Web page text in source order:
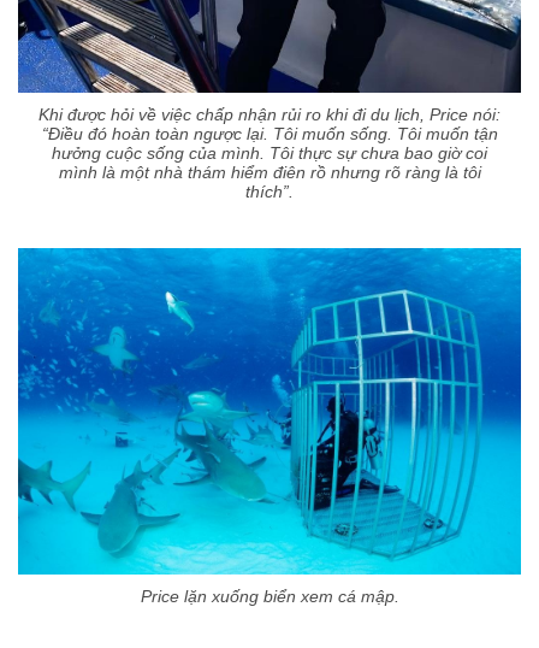
Khi được hỏi về việc chấp nhận rủi ro khi đi du lịch, Price nói:
“Điều đó hoàn toàn ngược lại. Tôi muốn sống. Tôi muốn tận
hưởng cuộc sống của mình. Tôi thực sự chưa bao giờ coi
mình là một nhà thám hiểm điên rồ nhưng rõ ràng là tôi
thích”.
Price lặn xuống biển xem cá mập.